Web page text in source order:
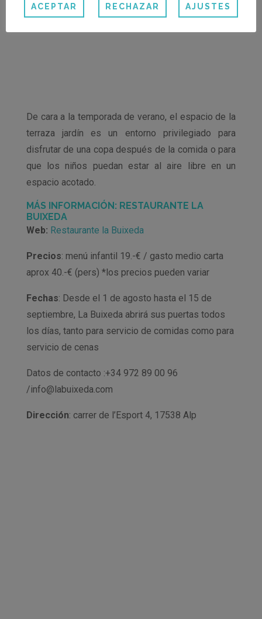
De cara a la temporada de verano, el espacio de la
terraza jardín es un entorno privilegiado para
disfrutar de una copa después de la comida o para
que los niños puedan estar al aire libre en un
espacio acotado.
MÁS INFORMACIÓN: RESTAURANTE LA
BUIXEDA
Web: Restaurante la Buixeda
Precios: menú infantil 19.-€ / gasto medio carta
aprox 40.-€ (pers) *los precios pueden variar
Fechas: Desde el 1 de agosto hasta el 15 de
septiembre, La Buixeda abrirá sus puertas todos
los días, tanto para servicio de comidas como para
servicio de cenas
Datos de contacto :+34 972 89 00 96
/info@labuixeda.com
Dirección: carrer de l’Esport 4, 17538 Alp
ACEPTAR RECHAZAR AJUSTES